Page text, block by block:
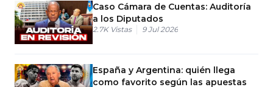
Caso Cámara de Cuentas: Auditoría
a los Diputados
2.7K Vistas 9 Jul 2026
España y Argentina: quién llega
como favorito según las apuestas